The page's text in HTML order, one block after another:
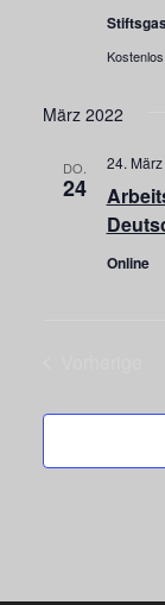
Kostenlos
März 2022
DO.
24
24.
Online